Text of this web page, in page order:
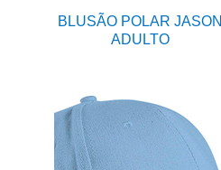
BLUSÃO POLAR JASON
ADULTO